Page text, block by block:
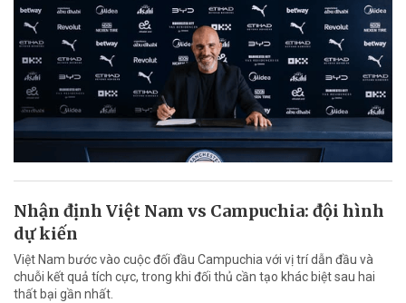
Nhận định Việt Nam vs Campuchia: đội hình
dự kiến
Việt Nam bước vào cuộc đối đầu Campuchia với vị trí dẫn đầu và
chuỗi kết quả tích cực, trong khi đối thủ cần tạo khác biệt sau hai
thất bại gần nhất.